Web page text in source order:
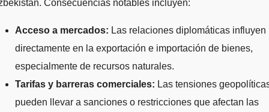
Consecuencias notables incluyen:
Acceso a mercados: Las relaciones diplomáticas influyen
directamente en la exportación e importación de bienes,
especialmente de recursos naturales.
Tarifas y barreras comerciales: Las tensiones
pueden llevar a sanciones o restricciones que afectan las